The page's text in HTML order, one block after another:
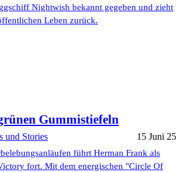
Nightwish bekannt gegeben und zieht
Leben zurück.
Gummistiefeln
und Stories 15 Juni 25
führt Herman Frank als
fort. Mit dem energischen "Circle Of